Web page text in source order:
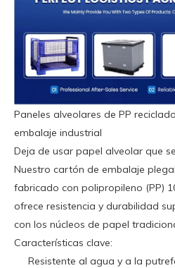
Paneles alveolares de PP
embalaje industrial
Deja de usar papel alveolar que
Nuestro cartón de embalaje
fabricado con polipropileno (PP)
ofrece resistencia y durabilidad
con los núcleos de papel
Características clave:
Resistente al agua y a la